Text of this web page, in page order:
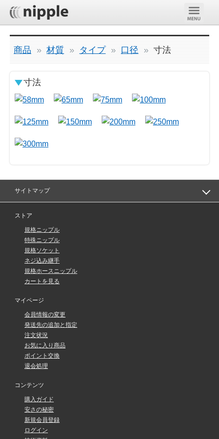
商品 材質 タイプ 口径 寸法
寸法
サイトマップ
ストア
規格ニップル
特殊ニップル
規格ソケット
ネジ込み継手
規格ホースニップル
カートを見る
マイページ
会員情報の変更
発送先の追加と指定
注文状況
お気に入り商品
ポイント交換
退会処理
コンテンツ
購入ガイド
安さの秘密
新規会員登録
ログイン